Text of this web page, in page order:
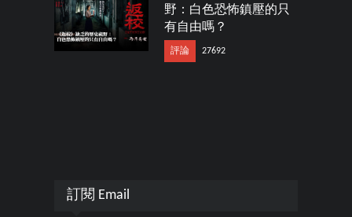
野：白色恐怖鎮壓的只
有自由嗎？
評論 27692
訂閱 Email